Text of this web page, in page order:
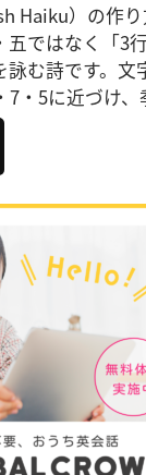
Haiku）の作り
五ではなく「3
詠む詩です。文
7・5に近づけ